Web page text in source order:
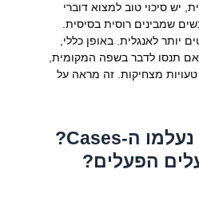
יש סיכוי טוב למצוא דוברי
שמבינים רוסית בסיסית.
יותר לאנגלית. באופן כללי,
אם תנסו לדבר בשפה המקומית,
מצחיקות. זה מראה על
3. דקדוק: איפה נעלמו ה-Cases?
הפעלים?